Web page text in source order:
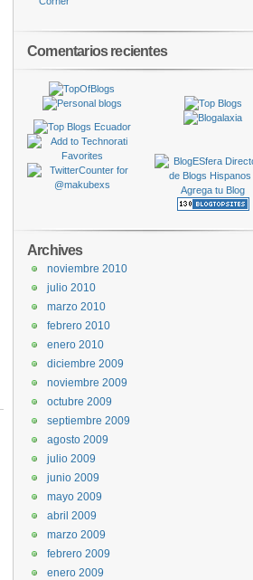
Comentarios recientes
Archives
noviembre 2010
julio 2010
marzo 2010
febrero 2010
enero 2010
diciembre 2009
noviembre 2009
octubre 2009
septiembre 2009
agosto 2009
julio 2009
junio 2009
mayo 2009
abril 2009
marzo 2009
febrero 2009
enero 2009